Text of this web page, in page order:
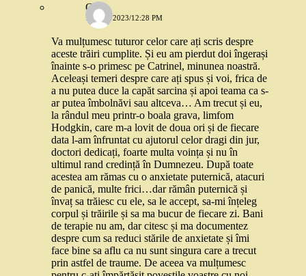
Cris
11 MAI 2023/12:28 PM
Va mulțumesc tuturor celor care ați scris despre
aceste trăiri cumplite. Și eu am pierdut doi îngerași
înainte s-o primesc pe Catrinel, minunea noastră.
Aceleași temeri despre care ați spus și voi, frica de
a nu putea duce la capăt sarcina și apoi teama ca s-
ar putea îmbolnăvi sau altceva… Am trecut și eu,
la rândul meu printr-o boala grava, limfom
Hodgkin, care m-a lovit de doua ori și de fiecare
data l-am înfruntat cu ajutorul celor dragi din jur,
doctori dedicați, foarte multa voința și nu în
ultimul rand credință în Dumnezeu. După toate
acestea am rămas cu o anxietate puternică, atacuri
de panică, multe frici…dar rămân puternică și
învaț sa trăiesc cu ele, sa le accept, sa-mi înțeleg
corpul și trăirile și sa ma bucur de fiecare zi. Bani
de terapie nu am, dar citesc și ma documentez
despre cum sa reduci stările de anxietate și îmi
face bine sa aflu ca nu sunt singura care a trecut
prin astfel de traume. De aceea va mulțumesc